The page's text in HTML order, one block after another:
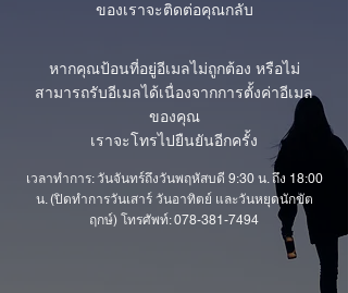
ของเราจะติดต่อคุณกลับ
หากคุณป้อนที่อยู่อีเมลไม่ถูกต้อง หรือไม่
สามารถรับอีเมลได้เนื่องจากการตั้งค่าอีเมล
ของคุณ
เราจะโทรไปยืนยันอีกครั้ง
เวลาทำการ: วันจันทร์ถึงวันพฤหัสบดี 9:30 น. ถึง 18:00
น. (ปิดทำการวันเสาร์ วันอาทิตย์ และวันหยุดนักขัต
ฤกษ์) โทรศัพท์:078-381-7494